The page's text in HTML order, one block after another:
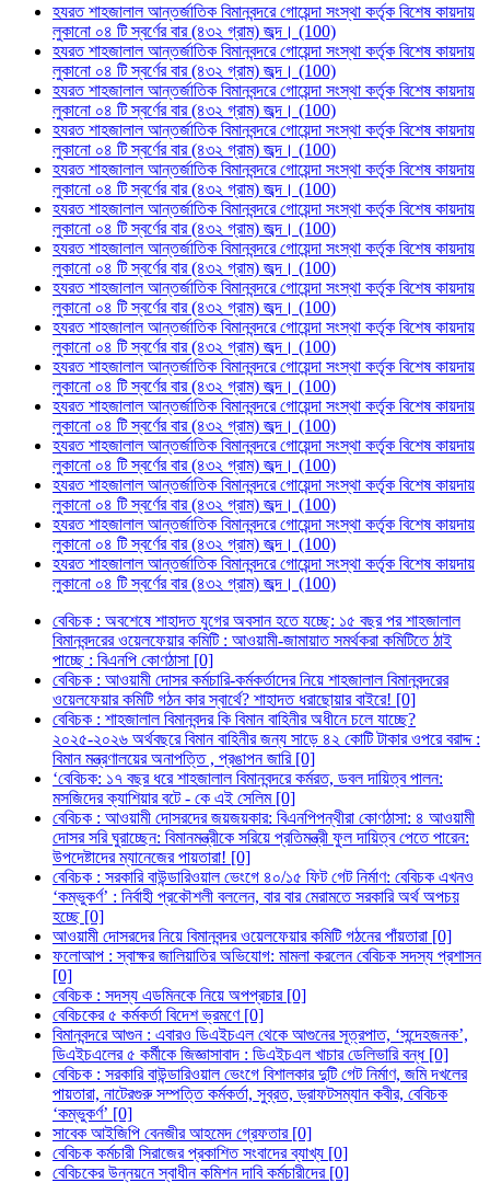
হযরত শাহজালাল আন্তর্জাতিক বিমানবন্দরে গোয়েন্দা সংস্থা কর্তৃক বিশেষ কায়দায়
লুকানো ০৪ টি স্বর্ণের বার (৪৩২ গ্রাম) জব্দ। (100)
হযরত শাহজালাল আন্তর্জাতিক বিমানবন্দরে গোয়েন্দা সংস্থা কর্তৃক বিশেষ কায়দায়
লুকানো ০৪ টি স্বর্ণের বার (৪৩২ গ্রাম) জব্দ। (100)
হযরত শাহজালাল আন্তর্জাতিক বিমানবন্দরে গোয়েন্দা সংস্থা কর্তৃক বিশেষ কায়দায়
লুকানো ০৪ টি স্বর্ণের বার (৪৩২ গ্রাম) জব্দ। (100)
হযরত শাহজালাল আন্তর্জাতিক বিমানবন্দরে গোয়েন্দা সংস্থা কর্তৃক বিশেষ কায়দায়
লুকানো ০৪ টি স্বর্ণের বার (৪৩২ গ্রাম) জব্দ। (100)
হযরত শাহজালাল আন্তর্জাতিক বিমানবন্দরে গোয়েন্দা সংস্থা কর্তৃক বিশেষ কায়দায়
লুকানো ০৪ টি স্বর্ণের বার (৪৩২ গ্রাম) জব্দ। (100)
হযরত শাহজালাল আন্তর্জাতিক বিমানবন্দরে গোয়েন্দা সংস্থা কর্তৃক বিশেষ কায়দায়
লুকানো ০৪ টি স্বর্ণের বার (৪৩২ গ্রাম) জব্দ। (100)
হযরত শাহজালাল আন্তর্জাতিক বিমানবন্দরে গোয়েন্দা সংস্থা কর্তৃক বিশেষ কায়দায়
লুকানো ০৪ টি স্বর্ণের বার (৪৩২ গ্রাম) জব্দ। (100)
হযরত শাহজালাল আন্তর্জাতিক বিমানবন্দরে গোয়েন্দা সংস্থা কর্তৃক বিশেষ কায়দায়
লুকানো ০৪ টি স্বর্ণের বার (৪৩২ গ্রাম) জব্দ। (100)
হযরত শাহজালাল আন্তর্জাতিক বিমানবন্দরে গোয়েন্দা সংস্থা কর্তৃক বিশেষ কায়দায়
লুকানো ০৪ টি স্বর্ণের বার (৪৩২ গ্রাম) জব্দ। (100)
হযরত শাহজালাল আন্তর্জাতিক বিমানবন্দরে গোয়েন্দা সংস্থা কর্তৃক বিশেষ কায়দায়
লুকানো ০৪ টি স্বর্ণের বার (৪৩২ গ্রাম) জব্দ। (100)
হযরত শাহজালাল আন্তর্জাতিক বিমানবন্দরে গোয়েন্দা সংস্থা কর্তৃক বিশেষ কায়দায়
লুকানো ০৪ টি স্বর্ণের বার (৪৩২ গ্রাম) জব্দ। (100)
হযরত শাহজালাল আন্তর্জাতিক বিমানবন্দরে গোয়েন্দা সংস্থা কর্তৃক বিশেষ কায়দায়
লুকানো ০৪ টি স্বর্ণের বার (৪৩২ গ্রাম) জব্দ। (100)
হযরত শাহজালাল আন্তর্জাতিক বিমানবন্দরে গোয়েন্দা সংস্থা কর্তৃক বিশেষ কায়দায়
লুকানো ০৪ টি স্বর্ণের বার (৪৩২ গ্রাম) জব্দ। (100)
হযরত শাহজালাল আন্তর্জাতিক বিমানবন্দরে গোয়েন্দা সংস্থা কর্তৃক বিশেষ কায়দায়
লুকানো ০৪ টি স্বর্ণের বার (৪৩২ গ্রাম) জব্দ। (100)
হযরত শাহজালাল আন্তর্জাতিক বিমানবন্দরে গোয়েন্দা সংস্থা কর্তৃক বিশেষ কায়দায়
লুকানো ০৪ টি স্বর্ণের বার (৪৩২ গ্রাম) জব্দ। (100)
বেবিচক : অবশেষে শাহাদত যুগের অবসান হতে যচ্ছে: ১৫ বছর পর শাহজালাল
বিমানবন্দরের ওয়েলফেয়ার কমিটি : আওয়ামী-জামায়াত সমর্থকরা কমিটিতে ঠাই
পাচ্ছে : বিএনপি কোণঠাসা [0]
বেবিচক : আওয়ামী দোসর কর্মচারি-কর্মকর্তাদের নিয়ে শাহজালাল বিমানবন্দরের
ওয়েলফেয়ার কমিটি গঠন কার স্বার্থে? শাহাদত ধরাছোয়ার বাইরে! [0]
বেবিচক : শাহজালাল বিমানবন্দর কি বিমান বাহিনীর অধীনে চলে যাচ্ছে?
২০২৫-২০২৬ অর্থবছরে বিমান বাহিনীর জন্য সাড়ে ৪২ কোটি টাকার ওপরে বরাদ্দ :
বিমান মন্ত্রণালয়ের অনাপত্তি , প্রঙাপন জারি [0]
‘বেবিচক: ১৭ বছর ধরে শাহজালাল বিমানবন্দরে কর্মরত, ডবল দায়িত্ব পালন:
মসজিদের ক্যাশিয়ার বটে - কে এই সেলিম [0]
বেবিচক : আওয়ামী দোসরদের জয়জয়কার: বিএনপিপন্থীরা কোণঠাসা: ৪ আওয়ামী
দোসর সরি ঘুরাচ্ছেন: বিমানমন্ত্রীকে সরিয়ে প্রতিমন্ত্রী ফুল দায়িত্ব পেতে পারেন:
উপদেষ্টাদের ম্যানেজের পায়তারা! [0]
বেবিচক : সরকারি বাউন্ডারিওয়াল ভেংগে ৪০/১৫ ফিট গেট নির্মাণ: বেবিচক এখনও
‘কম্ভুকর্ণ’ : নির্বাহী প্রকৌশলী বললেন, বার বার মেরামতে সরকারি অর্থ অপচয়
হচ্ছে [0]
আওয়ামী দোসরদের নিয়ে বিমানবন্দর ওয়েলফেয়ার কমিটি গঠনের পাঁয়তারা [0]
ফলোআপ : স্বাক্ষর জালিয়াতির অভিযোগ: মামলা করলেন বেবিচক সদস্য প্রশাসন
[0]
বেবিচক : সদস্য এডমিনকে নিয়ে অপপ্রচার [0]
বেবিচকের ৫ কর্মকর্তা বিদেশ ভ্রমণে [0]
বিমানবন্দরে আগুন : এবারও ডিএইচএল থেকে আগুনের সূত্রপাত, ‘সন্দেহজনক’,
ডিএইচএলের ৫ কর্মীকে জিজ্ঞাসাবাদ : ডিএইচএল খাচার ডেলিভারি বন্ধ [0]
বেবিচক : সরকারি বাউন্ডারিওয়াল ভেংগে বিশালকার দুটি গেট নির্মাণ, জমি দখলের
পায়তারা, নাটেরগুরু সম্পত্তি কর্মকর্তা, সুব্রত, ড্রাফটসম্যান কবীর, বেবিচক
‘কম্ভুকর্ণ’ [0]
সাবেক আইজিপি বেনজীর আহমেদ গ্রেফতার [0]
বেবিচক কর্মচারী সিরাজের প্রকাশিত সংবাদের ব্যাখ্য [0]
বেবিচকের উন্নয়নে স্বাধীন কমিশন দাবি কর্মচারীদের [0]